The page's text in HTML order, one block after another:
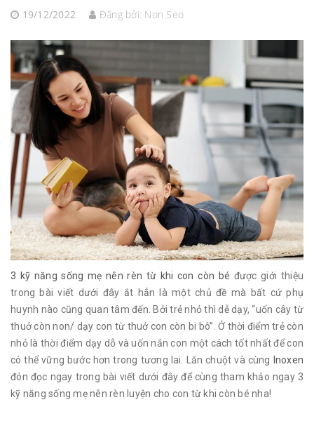
19/12/2022 Đăng bởi: Non Seo
3 kỹ năng sống mẹ nên rèn từ khi con còn bé được giới thiệu
trong bài viết dưới đây ắt hẳn là một chủ đề mà bất cứ phụ
huynh nào cũng quan tâm đến. Bởi trẻ nhỏ thì dễ dạy, “uốn cây từ
thuở còn non/ dạy con từ thuở con còn bi bô”. Ở thời điểm trẻ còn
nhỏ là thời điểm dạy dỗ và uốn nắn con một cách tốt nhất để con
có thể vững bước hơn trong tương lai. Lăn chuột và cùng Inoxen
đón đọc ngay trong bài viết dưới đây để cùng tham khảo ngay 3
kỹ năng sống mẹ nên rèn luyện cho con từ khi còn bé nha!